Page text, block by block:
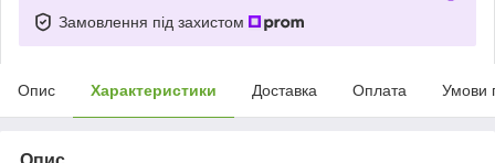
Замовлення під захистом
Опис Характеристики Доставка Оплата Умови